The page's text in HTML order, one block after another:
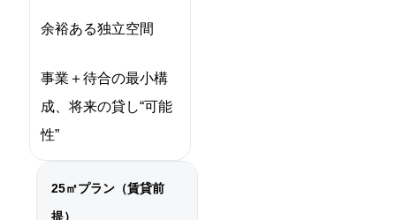
余裕ある独立空間
事業＋待合の最小構
成、将来の貸し“可能
性”
25㎡プラン（賃貸前
提）